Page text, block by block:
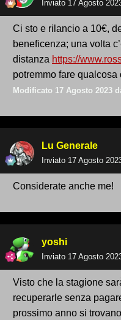
Inviato 17 Agosto
Ci sto e rilancio a 10€,
beneficenza; una volta
distanza https://
potremmo fare
Modificato 17 Agosto 2023
Lu Generale
Inviato 17 Agosto
Considerate anche me!
yoshi
Inviato 17 Agosto
Visto che la stagione
recuperarle senza
prossimo anno si